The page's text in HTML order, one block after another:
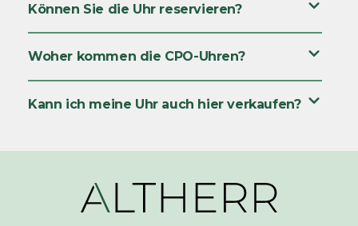
Können Sie die Uhr reservieren?
Woher kommen die CPO-Uhren?
Kann ich meine Uhr auch hier verkaufen?